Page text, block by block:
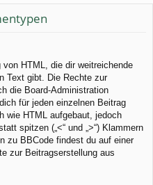
HTML, die dir weitreichende
Text gibt. Die Rechte zur
die Board-Administration
für jeden einzelnen Beitrag
wie HTML aufgebaut, jedoch
spitzen („<“ und „>“) Klammern
zu BBCode findest du auf einer
zur Beitragserstellung aus